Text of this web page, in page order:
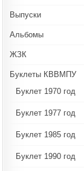
Выпуски
Альбомы
ЖЗК
Буклеты КВВМПУ
Буклет 1970 год
Буклет 1977 год
Буклет 1985 год
Буклет 1990 год